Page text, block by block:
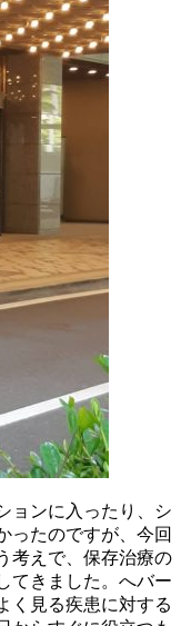
ョンに入ったり、シ
ったのですが、今回
考えで、保存治療の
てきました。へバー
く見る疾患に対する